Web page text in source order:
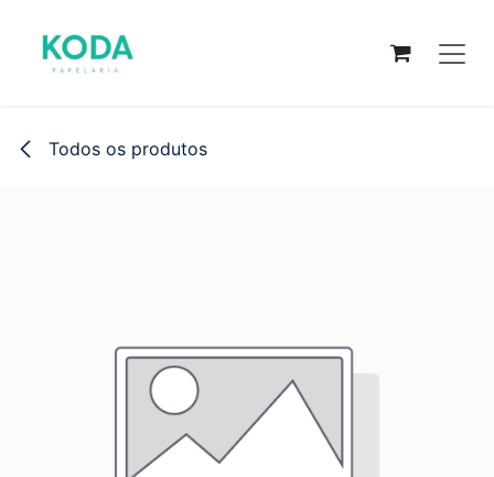
Todos os produtos